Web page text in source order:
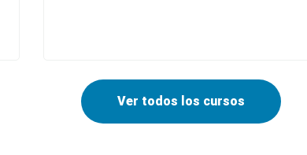
Ver todos los cursos